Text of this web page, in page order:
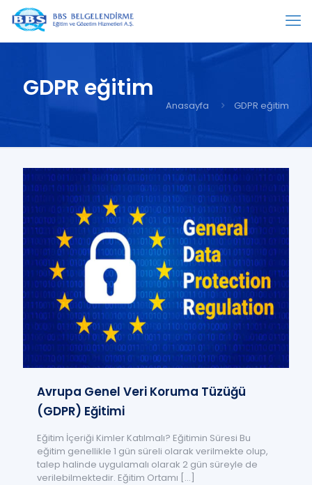
GDPR eğitim
Anasayfa GDPR eğitim
Avrupa Genel Veri Koruma Tüzüğü
(GDPR) Eğitimi
Eğitim İçeriği Kimler Katılmalı? Eğitimin Süresi Bu
eğitim genellikle 1 gün süreli olarak verilmekte olup,
talep halinde uygulamalı olarak 2 gün süreyle de
verilebilmektedir. Eğitim Ortamı […]